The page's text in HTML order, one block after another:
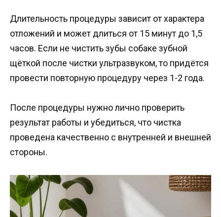
Длительность процедуры зависит от характера
отложений и может длиться от 15 минут до 1,5
часов. Если не чистить зубы собаке зубной
щёткой после чистки ультразвуком, то придётся
провести повторную процедуру через 1-2 года.
После процедуры нужно лично проверить
результат работы и убедиться, что чистка
проведена качественно с внутренней и внешней
стороны.